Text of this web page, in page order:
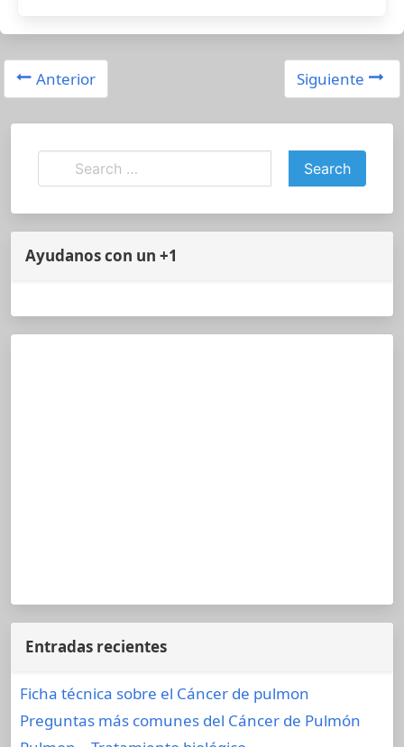
Anterior Siguiente
Ayudanos con un +1
Entradas recientes
Ficha técnica sobre el Cáncer de pulmon
Preguntas más comunes del Cáncer de Pulmón